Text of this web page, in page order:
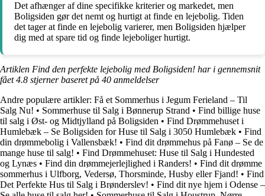
Det afhænger af dine specifikke kriterier og markedet, men
Boligsiden gør det nemt og hurtigt at finde en lejebolig. Tiden
det tager at finde en lejebolig varierer, men Boligsiden hjælper
dig med at spare tid og finde lejeboliger hurtigt.
Artiklen Find den perfekte lejebolig med Boligsiden! har i gennemsnit
fået4.8 stjerner baseret på 40 anmeldelser
Andre populære artikler: Få et Sommerhus i Jegum Ferieland – Til
Salg Nu! • Sommerhuse til Salg i Bønnerup Strand • Find billige huse
til salg i Øst- og Midtjylland på Boligsiden • Find Drømmehuset i
Humlebæk – Se Boligsiden for Huse til Salg i 3050 Humlebæk • Find
din drømmebolig i Vallensbæk! • Find dit drømmehus på Fanø – Se de
mange huse til salg! • Find Drømmehuset: Huse til Salg i Hundested
og Lynæs • Find din drømmejerlejlighed i Randers! • Find dit drømme
sommerhus i Ulfborg, Vedersø, Thorsminde, Husby eller Fjand! • Find
Det Perfekte Hus til Salg i Brønderslev! • Find dit nye hjem i Odense –